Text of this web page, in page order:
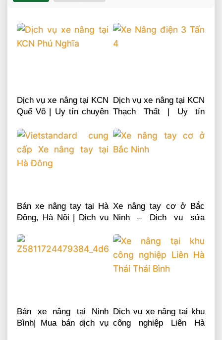
Dịch vụ xe nâng tại KCN
Quế Võ | Uy tín chuyên
Dịch vụ xe nâng tại KCN
Thạch Thất | Uy tín
0868481555
Bán xe nâng tay tại Hà
Đông, Hà Nội | Dịch vụ
Xe nâng tay cơ ở Bắc
Ninh – Dịch vụ sửa
Bán xe nâng tại Ninh
Bình| Mua bán dịch vụ
Dịch vụ xe nâng tại khu
công nghiệp Liên Hà